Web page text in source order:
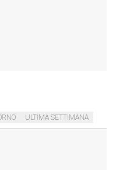
ULTIMA SETTIMANA